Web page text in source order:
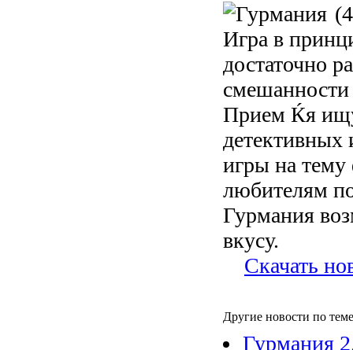
Игра в
достаточно
смешанности
Прием Ќя
детективных
игры на тему
любителям
Гурмания
вкусу.
Скачать
Другие новости по
Гурмания